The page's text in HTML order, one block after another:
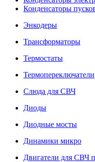
Конденсаторы
Энкодеры
Трансформаторы
Термостаты
Термопереключатели
Слюда для СВЧ
Диоды
Диодные мосты
Динамики микро
Двигатели для СВЧ